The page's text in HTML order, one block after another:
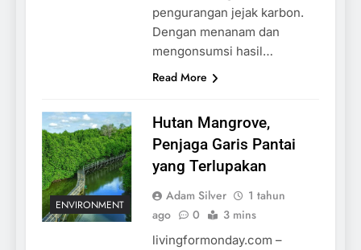
pengurangan jejak karbon.
Dengan menanam dan
mengonsumsi hasil…
Read More
ENVIRONMENT
Hutan Mangrove,
Penjaga Garis Pantai
yang Terlupakan
Adam Silver
1 tahun
ago
0 3 mins
livingformonday.com –